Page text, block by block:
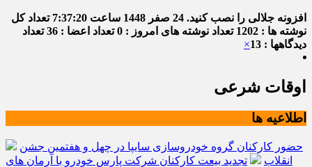
افزونه جلالی را نصب کنید. 24 صفر 1448 ساعت 7:37:21 تعداد کل
نوشته ها : 1202
تعداد نوشته های امروز : 0 تعداد اعضا : 36
تعداد
دیدگاهها : 13
×
اوقات شرعی
اطلاعیه ها
حضور کارکنان گروه خودروسازی سایپا در چهل و هفتمین جشن
انقلاب
تجدید بیعت کارکنان شرکت پارس خودرو با آرمان های